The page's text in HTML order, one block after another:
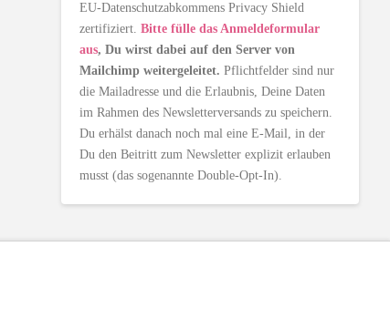
EU-Datenschutzabkommens Privacy Shield
zertifiziert.Bitte fülle das Anmeldeformular
aus, Du wirst dabei auf den Server von
Mailchimp weitergeleitet. Pflichtfelder sind nur
die Mailadresse und die Erlaubnis, Deine Daten
im Rahmen des Newsletterversands zu speichern.
Du erhälst danach noch mal eine E-Mail, in der
Du den Beitritt zum Newsletter explizit erlauben
musst (das sogenannte Double-Opt-In).